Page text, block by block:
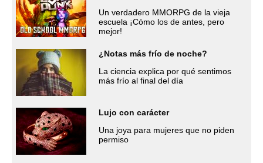
Un verdadero MMORPG de la vieja
escuela ¡Cómo los de antes, pero
mejor!
¿Notas más frío de noche?
La ciencia explica por qué sentimos
más frío al final del día
Lujo con carácter
Una joya para mujeres que no piden
permiso